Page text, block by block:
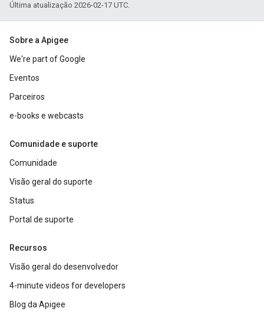
Última atualização 2026-02-17 UTC.
Sobre a Apigee
We're part of Google
Eventos
Parceiros
e-books e webcasts
Comunidade e suporte
Comunidade
Visão geral do suporte
Status
Portal de suporte
Recursos
Visão geral do desenvolvedor
4-minute videos for developers
Blog da Apigee